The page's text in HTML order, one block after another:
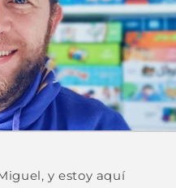
y estoy aquí